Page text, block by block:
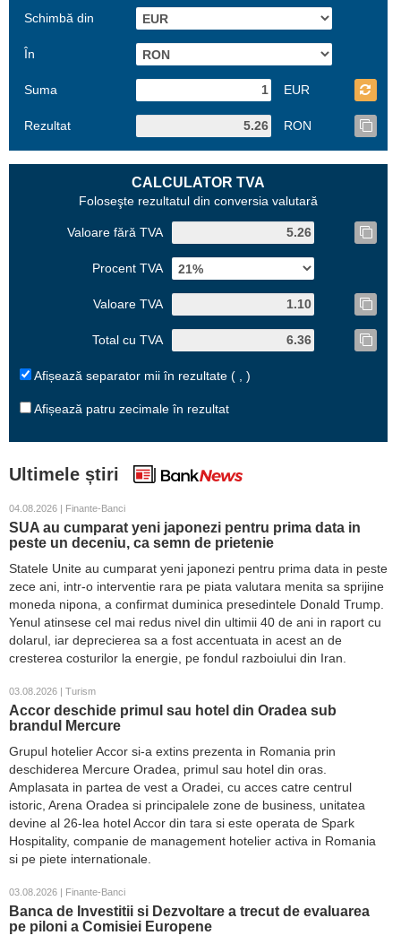
Schimbă din
În
Suma EUR
Rezultat RON
CALCULATOR TVA
Foloseşte rezultatul din conversia valutară
Valoare fără TVA
Procent TVA
Valoare TVA
Total cu TVA
Afișează separator mii în rezultate ( , )
Afișează patru zecimale în rezultat
Ultimele știri
04.08.2026 | Finante-Banci
SUA au cumparat yeni japonezi pentru prima data in
peste un deceniu, ca semn de prietenie
Statele Unite au cumparat yeni japonezi pentru prima data in peste
zece ani, intr-o interventie rara pe piata valutara menita sa sprijine
moneda nipona, a confirmat duminica presedintele Donald Trump.
Yenul atinsese cel mai redus nivel din ultimii 40 de ani in raport cu
dolarul, iar deprecierea sa a fost accentuata in acest an de
cresterea costurilor la energie, pe fondul razboiului din Iran.
03.08.2026 | Turism
Accor deschide primul sau hotel din Oradea sub
brandul Mercure
Grupul hotelier Accor si-a extins prezenta in Romania prin
deschiderea Mercure Oradea, primul sau hotel din oras.
Amplasata in partea de vest a Oradei, cu acces catre centrul
istoric, Arena Oradea si principalele zone de business, unitatea
devine al 26-lea hotel Accor din tara si este operata de Spark
Hospitality, companie de management hotelier activa in Romania
si pe piete internationale.
03.08.2026 | Finante-Banci
Banca de Investitii si Dezvoltare a trecut de evaluarea
pe piloni a Comisiei Europene